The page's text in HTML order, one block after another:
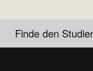
Finde den